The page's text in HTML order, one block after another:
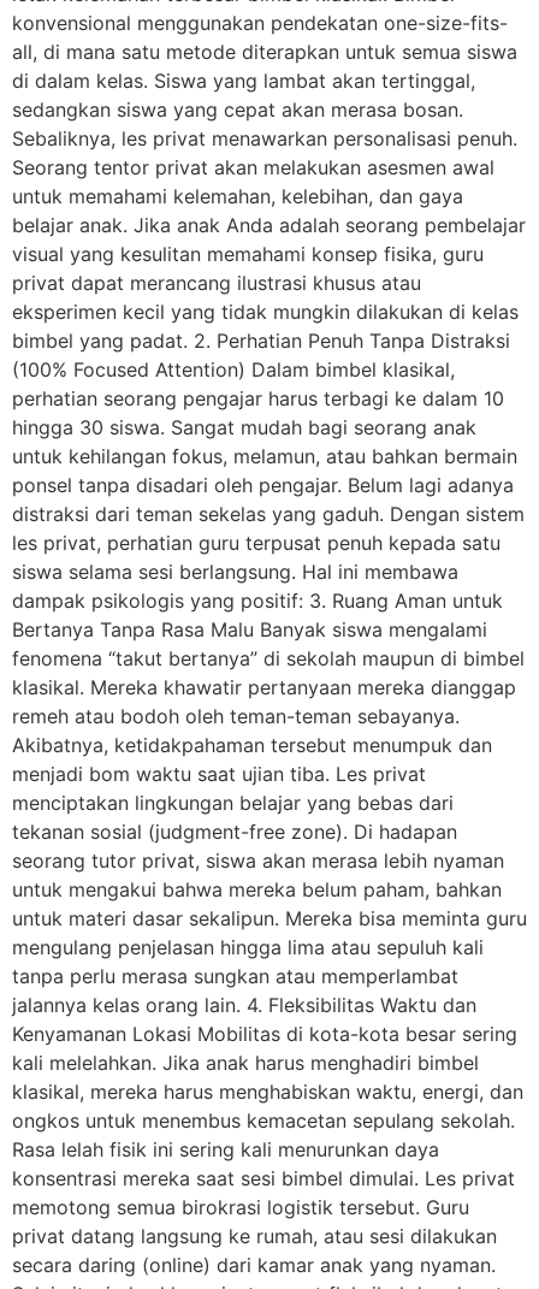
konvensional menggunakan pendekatan one-size-fits-
all, di mana satu metode diterapkan untuk semua siswa
di dalam kelas. Siswa yang lambat akan tertinggal,
sedangkan siswa yang cepat akan merasa bosan.
Sebaliknya, les privat menawarkan personalisasi penuh.
Seorang tentor privat akan melakukan asesmen awal
untuk memahami kelemahan, kelebihan, dan gaya
belajar anak. Jika anak Anda adalah seorang pembelajar
visual yang kesulitan memahami konsep fisika, guru
privat dapat merancang ilustrasi khusus atau
eksperimen kecil yang tidak mungkin dilakukan di kelas
bimbel yang padat. 2. Perhatian Penuh Tanpa Distraksi
(100% Focused Attention) Dalam bimbel klasikal,
perhatian seorang pengajar harus terbagi ke dalam 10
hingga 30 siswa. Sangat mudah bagi seorang anak
untuk kehilangan fokus, melamun, atau bahkan bermain
ponsel tanpa disadari oleh pengajar. Belum lagi adanya
distraksi dari teman sekelas yang gaduh. Dengan sistem
les privat, perhatian guru terpusat penuh kepada satu
siswa selama sesi berlangsung. Hal ini membawa
dampak psikologis yang positif: 3. Ruang Aman untuk
Bertanya Tanpa Rasa Malu Banyak siswa mengalami
fenomena “takut bertanya” di sekolah maupun di bimbel
klasikal. Mereka khawatir pertanyaan mereka dianggap
remeh atau bodoh oleh teman-teman sebayanya.
Akibatnya, ketidakpahaman tersebut menumpuk dan
menjadi bom waktu saat ujian tiba. Les privat
menciptakan lingkungan belajar yang bebas dari
tekanan sosial (judgment-free zone). Di hadapan
seorang tutor privat, siswa akan merasa lebih nyaman
untuk mengakui bahwa mereka belum paham, bahkan
untuk materi dasar sekalipun. Mereka bisa meminta guru
mengulang penjelasan hingga lima atau sepuluh kali
tanpa perlu merasa sungkan atau memperlambat
jalannya kelas orang lain. 4. Fleksibilitas Waktu dan
Kenyamanan Lokasi Mobilitas di kota-kota besar sering
kali melelahkan. Jika anak harus menghadiri bimbel
klasikal, mereka harus menghabiskan waktu, energi, dan
ongkos untuk menembus kemacetan sepulang sekolah.
Rasa lelah fisik ini sering kali menurunkan daya
konsentrasi mereka saat sesi bimbel dimulai. Les privat
memotong semua birokrasi logistik tersebut. Guru
privat datang langsung ke rumah, atau sesi dilakukan
secara daring (online) dari kamar anak yang nyaman.